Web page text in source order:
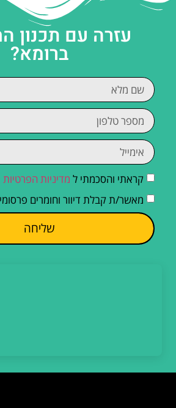
עזרה עם תכנון
ברומא?
קראתי והסכמתי ל מדיניות הפרטיות
מאשר/ת קבלת דיוור וחומרים
שליחה